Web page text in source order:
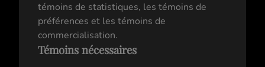
témoins de statistiques, les témoins de
préférences et les témoins de
commercialisation.
Témoins nécessaires